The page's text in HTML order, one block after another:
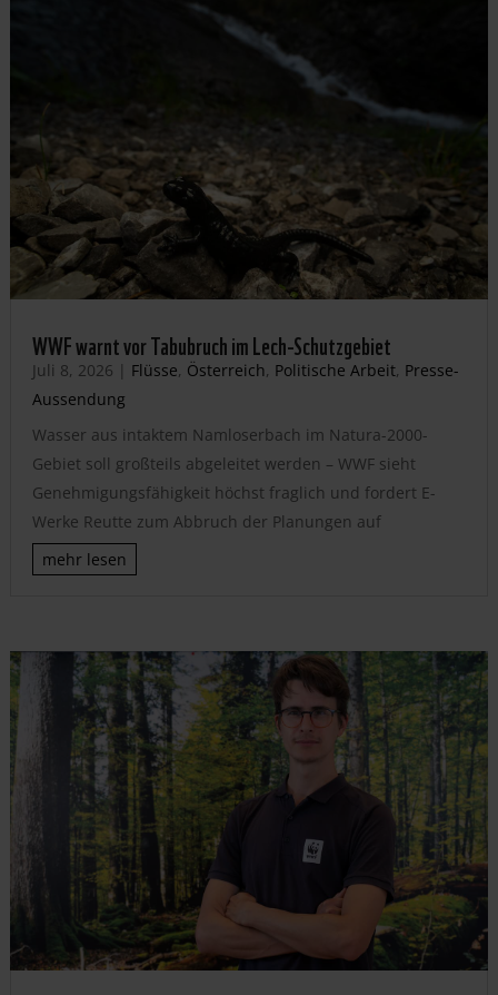
WWF warnt vor Tabubruch im Lech-Schutzgebiet
Juli 8, 2026 | Flüsse, Österreich, Politische Arbeit, Presse-
Aussendung
Wasser aus intaktem Namloserbach im Natura-2000-
Gebiet soll großteils abgeleitet werden – WWF sieht
Genehmigungsfähigkeit höchst fraglich und fordert E-
Werke Reutte zum Abbruch der Planungen auf
mehr lesen